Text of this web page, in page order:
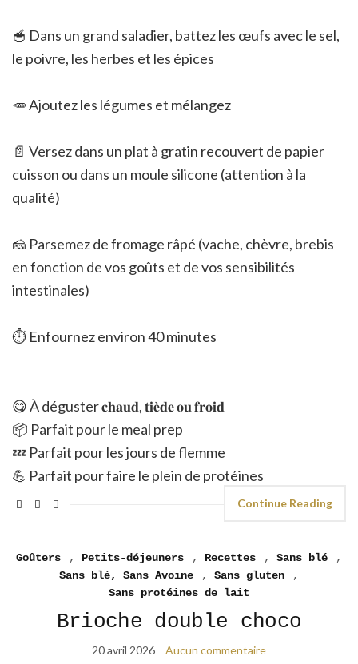
🥣 Dans un grand saladier, battez les œufs avec le sel,
le poivre, les herbes et les épices
🥕 Ajoutez les légumes et mélangez
📄 Versez dans un plat à gratin recouvert de papier
cuisson ou dans un moule silicone (attention à la
qualité)
🧀 Parsemez de fromage râpé (vache, chèvre, brebis
en fonction de vos goûts et de vos sensibilités
intestinales)
⏱️ Enfournez environ 40 minutes
😋 À déguster 𝐜𝐡𝐚𝐮𝐝, 𝐭𝐢𝐞̀𝐝𝐞 𝐨𝐮 𝐟𝐫𝐨𝐢𝐝
📦 Parfait pour le meal prep
💤 Parfait pour les jours de flemme
💪 Parfait pour faire le plein de protéines
Continue Reading
Goûters , Petits-déjeuners , Recettes , Sans blé
,
Sans blé, Sans Avoine
, Sans gluten
,
Sans protéines de lait
Brioche double choco
20 avril 2026 Aucun commentaire